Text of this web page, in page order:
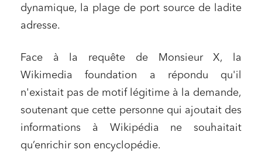
dynamique, la plage de port source de ladite
adresse.
Face à la requête de Monsieur X, la
Wikimedia foundation a répondu qu'il
n'existait pas de motif légitime à la demande,
soutenant que cette personne qui ajoutait des
informations à Wikipédia ne souhaitait
qu’enrichir son encyclopédie.